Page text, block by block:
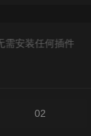
安装任何插件
02